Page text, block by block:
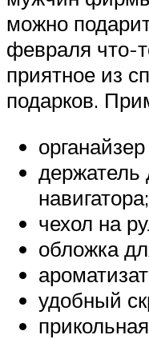
можно
февраля что-
приятное из
подарков.
навигатора;
чехол на
обложка
удобный